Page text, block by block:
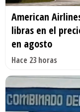
American
libras en el
en agosto
Hace 23 horas